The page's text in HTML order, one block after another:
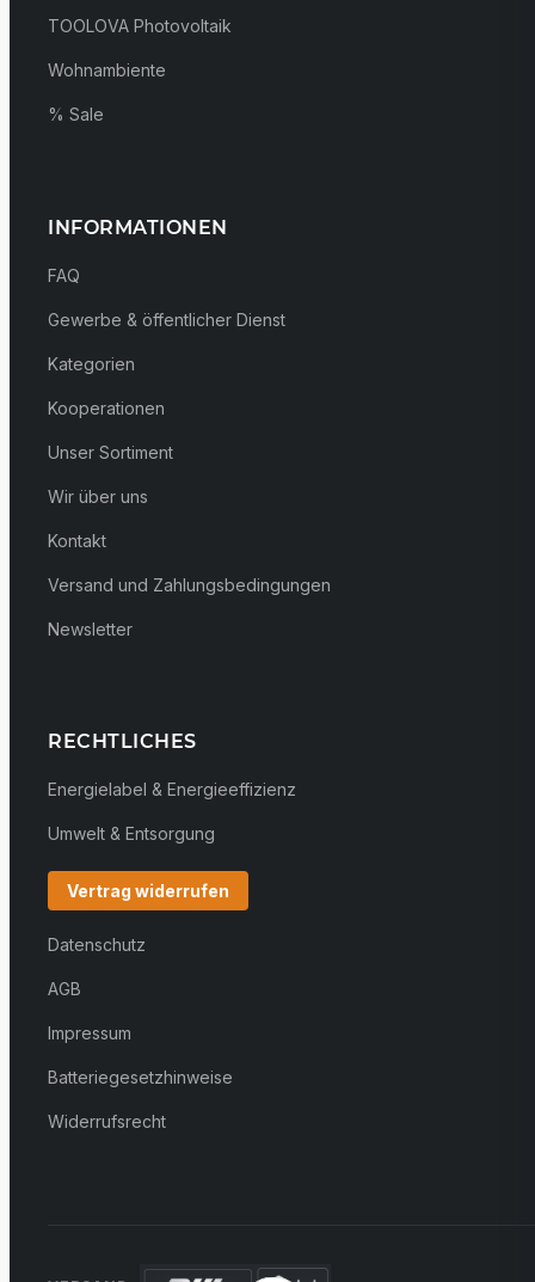
TOOLOVA Photovoltaik
Wohnambiente
% Sale
INFORMATIONEN
FAQ
Gewerbe & öffentlicher Dienst
Kategorien
Kooperationen
Unser Sortiment
Wir über uns
Kontakt
Versand und Zahlungsbedingungen
Newsletter
RECHTLICHES
Energielabel & Energieeffizienz
Umwelt & Entsorgung
Vertrag widerrufen
Datenschutz
AGB
Impressum
Batteriegesetzhinweise
Widerrufsrecht